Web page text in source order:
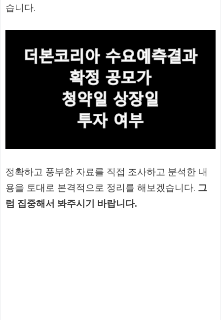
습니다.
정확하고 풍부한 자료를 직접 조사하고 분석한 내
용을 토대로 본격적으로 정리를 해보겠습니다. 그
럼 집중해서 봐주시기 바랍니다.